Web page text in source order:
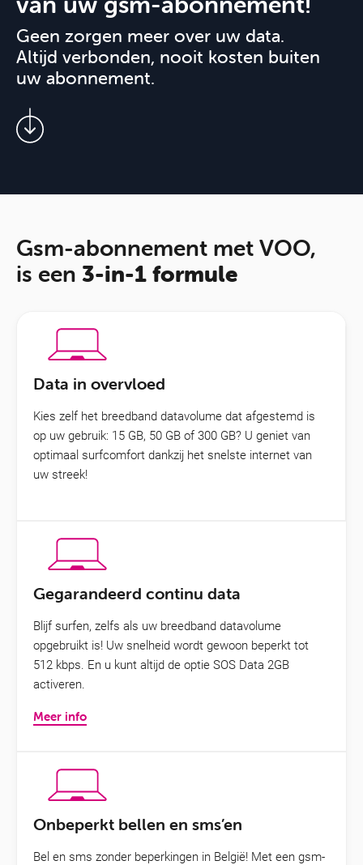
Geen zorgen meer over uw data.
Altijd verbonden, nooit kosten buiten
uw abonnement.
Gsm-abonnement met VOO,
is een 3-in-1 formule
Data in overvloed
Kies zelf het breedband datavolume dat afgestemd is
op uw gebruik: 15 GB, 50 GB of 300 GB? U geniet van
optimaal surfcomfort dankzij het snelste internet van
uw streek!
Gegarandeerd continu data
Blijf surfen, zelfs als uw breedband datavolume
opgebruikt is! Uw snelheid wordt gewoon beperkt tot
512 kbps. En u kunt altijd de optie SOS Data 2GB
activeren.
Meer info
Onbeperkt bellen en sms’en
Bel en sms zonder beperkingen in België! Met een gsm-